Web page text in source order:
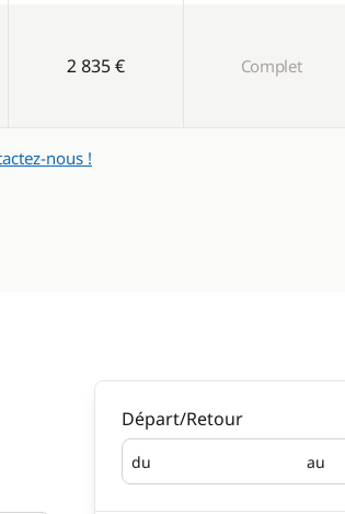
2 835 € Complet
nous !
Départ/Retour
du
Départ au
Retour